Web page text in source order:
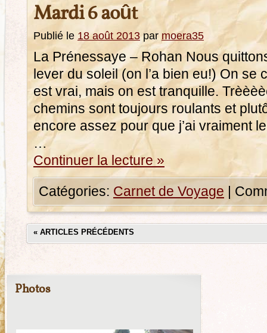
Mardi 6 août
Publié le 18 août 2013 par moera35
La Prénessaye – Rohan Nous
lever du soleil (on l’a bien eu!) On se
est vrai, mais on est tranquille.
chemins sont toujours roulants et
encore assez pour que j’ai vraiment
…
Continuer la lecture »
Catégories: Carnet de Voyage |
« ARTICLES PRÉCÉDENTS
Photos